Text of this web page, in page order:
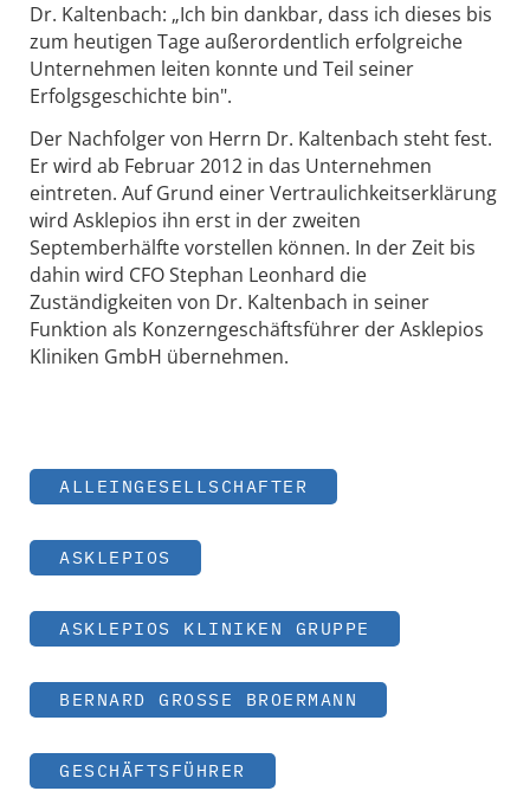
Dr. Kaltenbach: „Ich bin dankbar, dass ich dieses bis
zum heutigen Tage außerordentlich erfolgreiche
Unternehmen leiten konnte und Teil seiner
Erfolgsgeschichte bin".
Der Nachfolger von Herrn Dr. Kaltenbach steht fest.
Er wird ab Februar 2012 in das Unternehmen
eintreten. Auf Grund einer Vertraulichkeitserklärung
wird Asklepios ihn erst in der zweiten
Septemberhälfte vorstellen können. In der Zeit bis
dahin wird CFO Stephan Leonhard die
Zuständigkeiten von Dr. Kaltenbach in seiner
Funktion als Konzerngeschäftsführer der Asklepios
Kliniken GmbH übernehmen.
ALLEINGESELLSCHAFTER
ASKLEPIOS
ASKLEPIOS KLINIKEN GRUPPE
BERNARD GROSSE BROERMANN
GESCHÄFTSFÜHRER